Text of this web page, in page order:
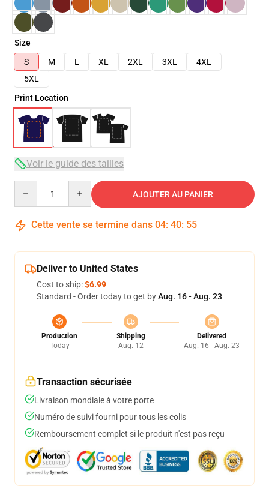
Size
S
M L XL 2XL 3XL
4XL
5XL
Print Location
Voir le guide des tailles
AJOUTER AU PANIER
Cette vente se termine dans 04: 40: 54
Deliver to United States
Cost to ship:$6.99
Standard - Order today to get byAug. 16 - Aug. 23
Production
Today
Shipping
Aug. 12
Delivered
Aug. 16 - Aug. 23
Transaction sécurisée
Livraison mondiale à votre porte
Numéro de suivi fourni pour tous les colis
Remboursement complet si le produit n'est pas reçu